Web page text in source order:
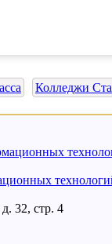
Колледжи
32, стр. 4